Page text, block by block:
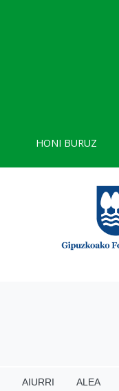
HONI BURUZ
AIURRI ALEA